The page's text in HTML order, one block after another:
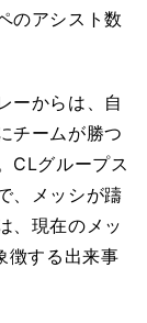
のアシスト数
ーからは、自
チームが勝つ
CLグループス
、メッシが躊
、現在のメッ
徴する出来事